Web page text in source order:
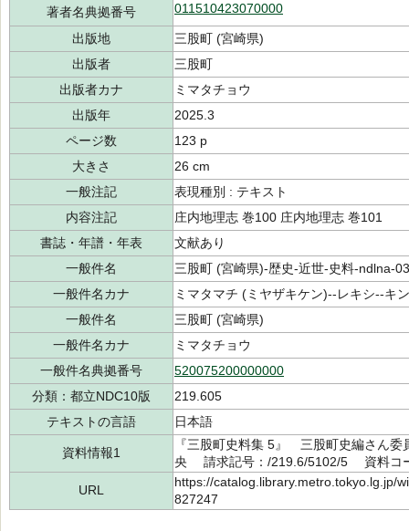
著者名典拠番号
011510423070000
出版地
三股町 (宮崎県)
出版者
三股町
出版者カナ
ミマタチョウ
出版年
2025.3
ページ数
123 p
大きさ
26 cm
一般注記
表現種別 : テキスト
内容注記
庄内地理志 巻100 庄内地理志 巻101
書誌・年譜・年表
文献あり
一般件名
三股町 (宮崎県)-歴史-近世-史料-ndlna-
一般件名カナ
ミマタマチ (ミヤザキケン)--レキシ--キ
一般件名
三股町 (宮崎県)
一般件名カナ
ミマタチョウ
一般件名典拠番号
520075200000000
分類：都立NDC10版
219.605
テキストの言語
日本語
資料情報1
『三股町史料集 5』 三股町史編さん
央 請求記号：/219.6/5102/5 資料コ
URL
https://catalog.library.metro.tokyo.lg.jp/
827247